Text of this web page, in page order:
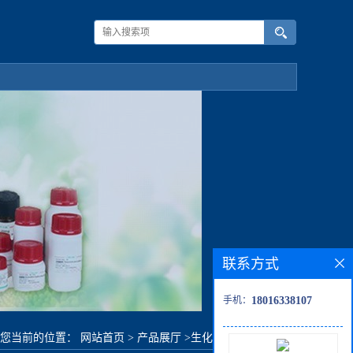
您当前的位置： 网站首页 > 产品展厅 >生化试剂 五氟吡啶
联系方式
手机： 18016338107